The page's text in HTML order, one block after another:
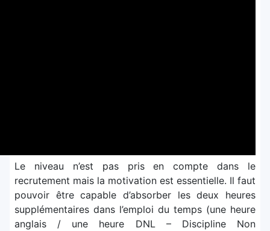
Le niveau n’est pas pris en compte dans le
recrutement mais la motivation est essentielle. Il faut
pouvoir être capable d’absorber les deux heures
supplémentaires dans l’emploi du temps (une heure
anglais / une heure DNL – Discipline Non